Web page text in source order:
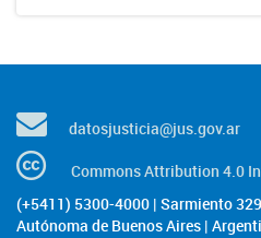
datosjusticia@jus.gov.ar
Commons Attribution 4.0
(+5411) 5300-4000 | Sarmiento
Autónoma de Buenos Aires |